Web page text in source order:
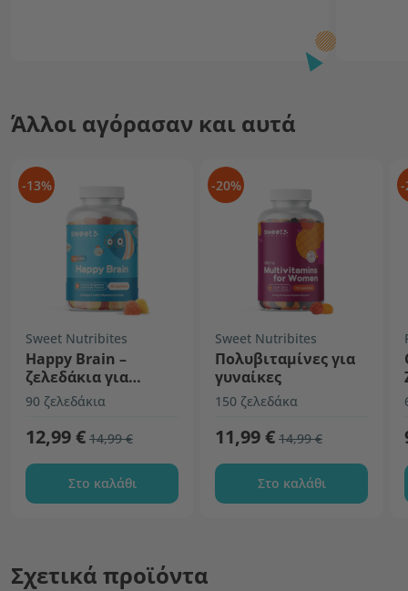
Άλλοι αγόρασαν και αυτά
-13%
Sweet Nutribites
Happy Brain –
ζελεδάκια για
παιδιά με ωμέγα-3
λιπαρά οξέα
90 ζελεδάκια
12,99 € 14,99 €
Στο καλάθι
-20%
Sweet Nutribites
Πολυβιταμίνες για
γυναίκες
150 ζελεδάκα
11,99 € 14,99 €
Στο καλάθι
-
Σχετικά προϊόντα